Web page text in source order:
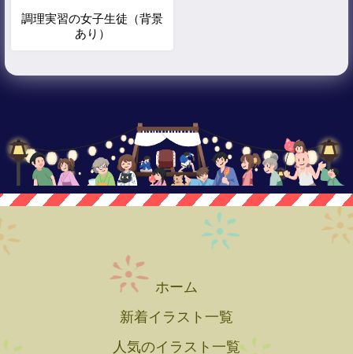
調理実習の女子生徒（背景
あり）
ホーム
新着イラスト一覧
人気のイラスト一覧